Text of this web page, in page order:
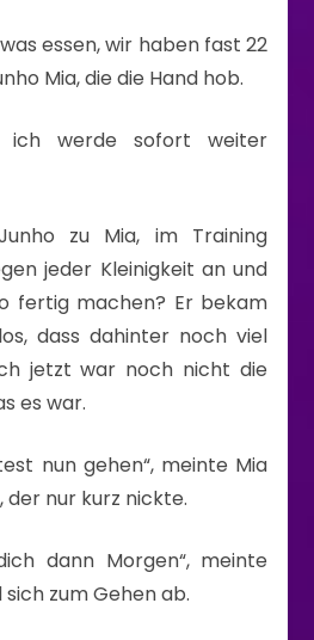
essen, wir haben fast 22
Mia, die die Hand hob.
ich werde sofort weiter
zu Mia, im Training
jeder Kleinigkeit an und
fertig machen? Er bekam
dass dahinter noch viel
jetzt war noch nicht die
es war.
nun gehen“, meinte Mia
nur kurz nickte.
dann Morgen“, meinte
zum Gehen ab.